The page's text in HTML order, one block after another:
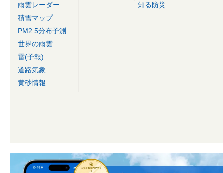
雨雲レーダー
積雪マップ
PM2.5分布予測
世界の雨雲
雷(予報)
道路気象
黄砂情報
知る防災